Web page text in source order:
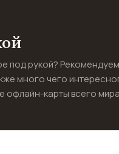
под рукой?
много чего
офлайн-карты всего